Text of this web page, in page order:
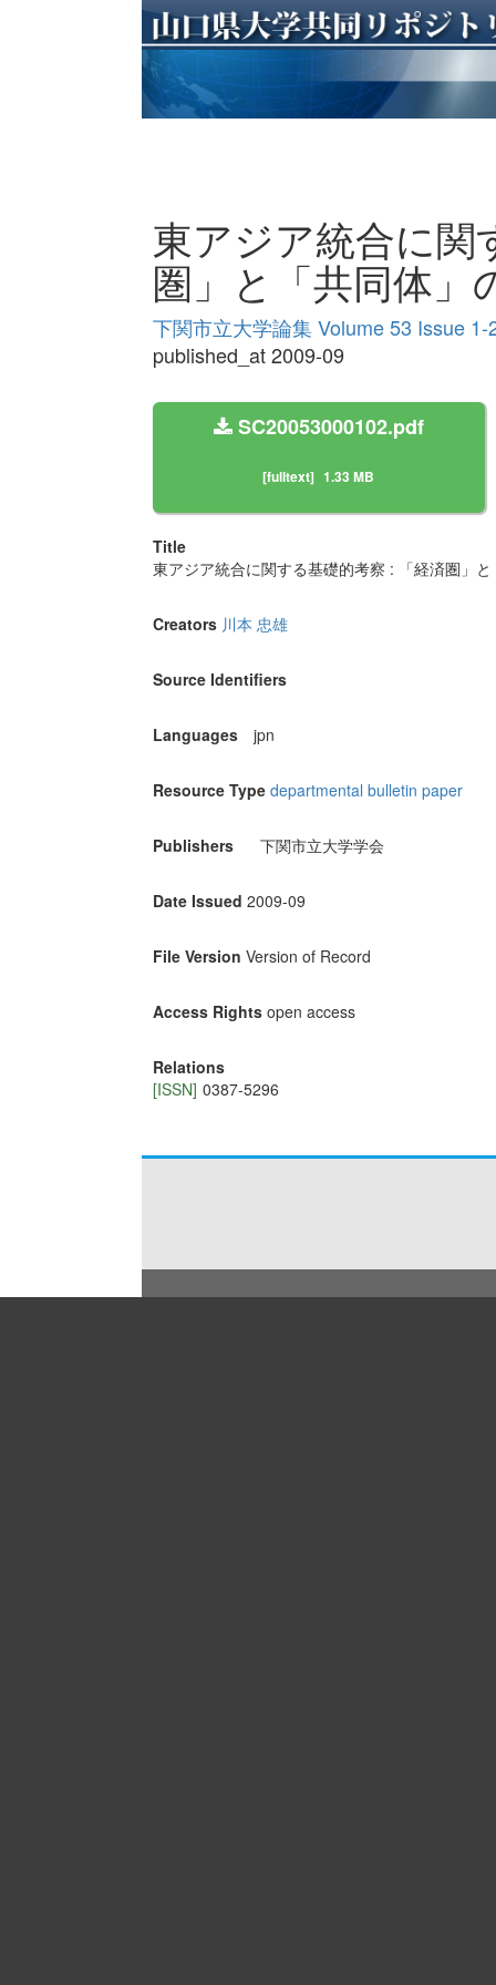
東アジア統合に関
圏」と「共同体」
下関市立大学論集 Volume 53 Issue 1-
published_at 2009-09
SC20053000102.pdf
[fulltext] 1.33 MB
Title
東アジア統合に関する基礎的考察 : 「経済圏」
Creators 川本 忠雄
Source Identifiers
Languages jpn
Resource Type departmental bulletin paper
Publishers 下関市立大学学会
Date Issued 2009-09
File Version Version of Record
Access Rights open access
Relations
[ISSN] 0387-5296